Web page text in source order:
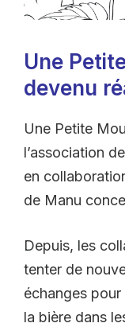
Une
devenu
Une Petite
l’association
en
de Manu
Depuis, les
tenter de
échanges
la bière dans